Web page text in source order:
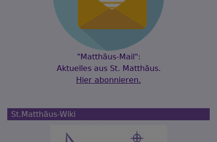
"Matthäus-Mail":
Aktuelles aus St. Matthäus.
Hier abonnieren.
St.Matthäus-Wiki